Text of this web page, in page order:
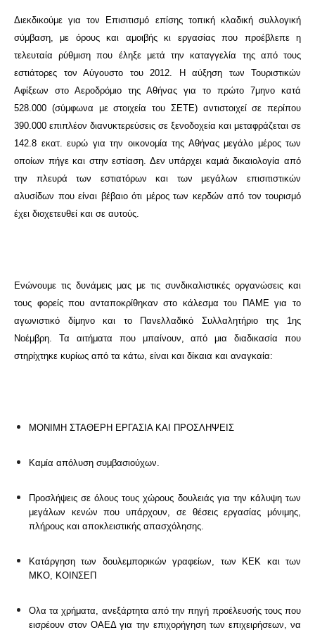
Διεκδικούμε για τον Επισιτισμό επίσης τοπική κλαδική συλλογική
σύμβαση, με όρους και αμοιβής κι εργασίας που προέβλεπε η
τελευταία ρύθμιση που έληξε μετά την καταγγελία της από τους
εστιάτορες τον Αύγουστο του 2012. Η αύξηση των Τουριστικών
Αφίξεων στο Αεροδρόμιο της Αθήνας για το πρώτο 7μηνο κατά
528.000 (σύμφωνα με στοιχεία του ΣΕΤΕ) αντιστοιχεί σε περίπου
390.000 επιπλέον διανυκτερεύσεις σε ξενοδοχεία και μεταφράζεται σε
142.8 εκατ. ευρώ για την οικονομία της Αθήνας μεγάλο μέρος των
οποίων πήγε και στην εστίαση. Δεν υπάρχει καμιά δικαιολογία από
την πλευρά των εστιατόρων και των μεγάλων επισιτιστικών
αλυσίδων που είναι βέβαιο ότι μέρος των κερδών από τον τουρισμό
έχει διοχετευθεί και σε αυτούς.
Ενώνουμε τις δυνάμεις μας με τις συνδικαλιστικές οργανώσεις και
τους φορείς που ανταποκρίθηκαν στο κάλεσμα του ΠΑΜΕ για το
αγωνιστικό δίμηνο και το Πανελλαδικό Συλλαλητήριο της 1ης
Νοέμβρη. Τα αιτήματα που μπαίνουν, από μια διαδικασία που
στηρίχτηκε κυρίως από τα κάτω, είναι και δίκαια και αναγκαία:
ΜΟΝΙΜΗ ΣΤΑΘΕΡΗ ΕΡΓΑΣΙΑ ΚΑΙ ΠΡΟΣΛΗΨΕΙΣ
Καμία απόλυση συμβασιούχων.
Προσλήψεις σε όλους τους χώρους δουλειάς για την κάλυψη των
μεγάλων κενών που υπάρχουν, σε θέσεις εργασίας μόνιμης,
πλήρους και αποκλειστικής απασχόλησης.
Κατάργηση των δουλεμπορικών γραφείων, των ΚΕΚ και των
ΜΚΟ, ΚΟΙΝΣΕΠ
Ολα τα χρήματα, ανεξάρτητα από την πηγή προέλευσής τους που
εισρέουν στον ΟΑΕΔ για την επιχορήγηση των επιχειρήσεων, να